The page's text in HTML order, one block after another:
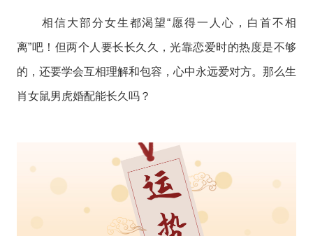
相信大部分女生都渴望“愿得一人心，白首不相
离”吧！但两个人要长长久久，光靠恋爱时的热度是不够
的，还要学会互相理解和包容，心中永远爱对方。那么生
肖女鼠男虎婚配能长久吗？